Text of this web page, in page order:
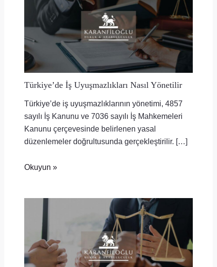
Türkiye’de İş Uyuşmazlıkları Nasıl Yönetilir
Türkiye’de iş uyuşmazlıklarının yönetimi, 4857
sayılı İş Kanunu ve 7036 sayılı İş Mahkemeleri
Kanunu çerçevesinde belirlenen yasal
düzenlemeler doğrultusunda gerçekleştirilir. […]
Okuyun »